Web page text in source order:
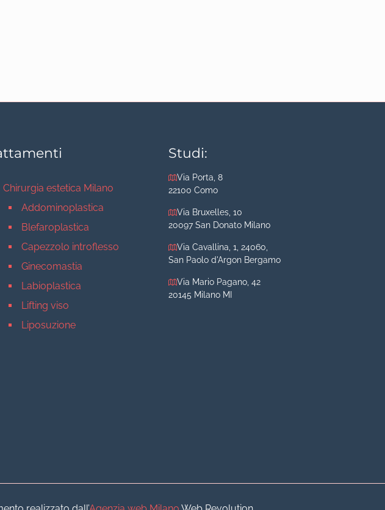
Chirurgia estetica Milano
Addominoplastica
Blefaroplastica
Capezzolo introflesso
Ginecomastia
Labioplastica
Lifting viso
Liposuzione
Aumento labbra
Botulino
Studi:
Via Porta, 8
22100 Como
Via Bruxelles, 10
20097 San Donato Milano
Via Cavallina, 1, 24060,
San Paolo d'Argon Bergamo
Via Mario Pagano, 42
20145 Milano MI